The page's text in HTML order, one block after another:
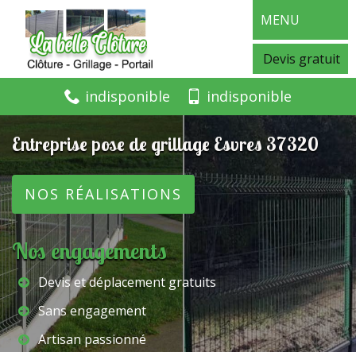
MENU
Devis gratuit
indisponible indisponible
Entreprise pose de grillage Esvres 37320
NOS RÉALISATIONS
Nos engagements
Devis et déplacement gratuits
Sans engagement
Artisan passionné